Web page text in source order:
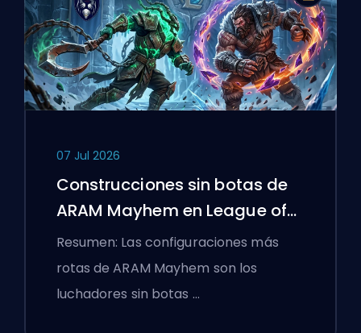
07 Jul 2026
Construcciones sin botas de
ARAM Mayhem en League of
Legends
Resumen: Las configuraciones más
rotas de ARAM Mayhem son los
luchadores sin botas …